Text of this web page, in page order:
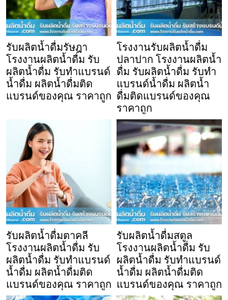
รับผลิตน้ำดื่มรัษฎา
โรงงานผลิตน้ำดื่ม รับ
ผลิตน้ำดื่ม รับทำแบรนด์
น้ำดื่ม ผลิตน้ำดื่มติด
แบรนด์ของคุณ ราคาถูก
โรงงานรับผลิตน้ำดื่ม
ปลาปาก โรงงานผลิตน้ำ
ดื่ม รับผลิตน้ำดื่ม รับทำ
แบรนด์น้ำดื่ม ผลิตน้ำ
ดื่มติดแบรนด์ของคุณ
ราคาถูก
รับผลิตน้ำดื่มตาคลี
โรงงานผลิตน้ำดื่ม รับ
ผลิตน้ำดื่ม รับทำแบรนด์
น้ำดื่ม ผลิตน้ำดื่มติด
แบรนด์ของคุณ ราคาถูก
รับผลิตน้ำดื่มสตูล
โรงงานผลิตน้ำดื่ม รับ
ผลิตน้ำดื่ม รับทำแบรนด์
น้ำดื่ม ผลิตน้ำดื่มติด
แบรนด์ของคุณ ราคาถูก